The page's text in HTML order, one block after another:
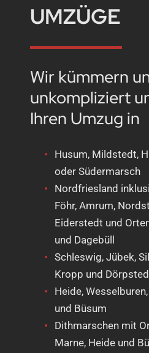
UMZÜGE
Wir kümmern
unkompliziert
Ihren Umzug in
Husum, Mildstedt,
oder Südermarsch
Nordfriesland
Föhr, Amrum,
Eiderstedt und
und Dagebüll
Schleswig, Jübek,
Kropp und
Heide,
und Büsum
Dithmarschen mit
Marne, Heide und